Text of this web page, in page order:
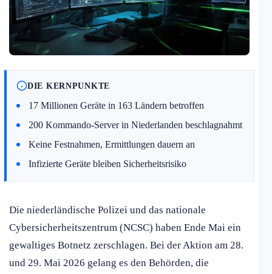
DIE KERNPUNKTE
17 Millionen Geräte in 163 Ländern betroffen
200 Kommando-Server in Niederlanden beschlagnahmt
Keine Festnahmen, Ermittlungen dauern an
Infizierte Geräte bleiben Sicherheitsrisiko
Die niederländische Polizei und das nationale
Cybersicherheitszentrum (NCSC) haben Ende Mai ein
gewaltiges Botnetz zerschlagen. Bei der Aktion am 28.
und 29. Mai 2026 gelang es den Behörden, die